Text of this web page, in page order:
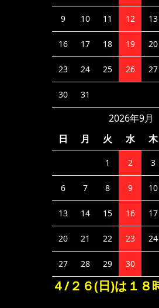
9 10 11 12 13
16 17 18 19 20
23 24 25 26 27
30 31
2026年9月
日
月 火 水 木
1 2 3
6 7 8 9 10
13 14 15 16 17
20 21 22 23 24
27 28 29 30
４/２６(日)は１８